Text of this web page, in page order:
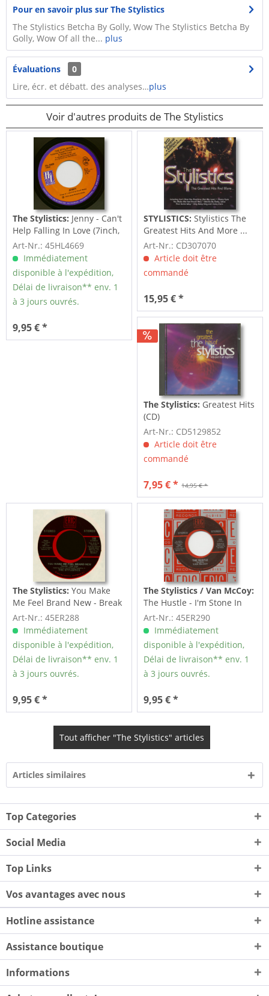
Pour en savoir plus sur The Stylistics
The Stylistics Betcha By Golly, Wow The Stylistics Betcha By
Golly, Wow Of all the... plus
Évaluations
0
Lire, écr. et débatt. des analyses…plus
Voir d'autres produits de The Stylistics
The Stylistics: Jenny - Can't
Help Falling In Love (7inch,
45rpm)
Art-Nr.: 45HL4669
Immédiatement
disponible à l'expédition,
Délai de livraison** env. 1
à 3 jours ouvrés.
9,95 € *
STYLISTICS: Stylistics The
Greatest Hits And More ...
2-CD
Art-Nr.: CD307070
Article doit être
commandé
15,95 € *
The Stylistics: Greatest Hits
(CD)
Art-Nr.: CD5129852
Article doit être
commandé
14,95 € *
7,95 € *
The Stylistics: You Make
Me Feel Brand New - Break
Up To Make...
Art-Nr.: 45ER288
Immédiatement
disponible à l'expédition,
Délai de livraison** env. 1
à 3 jours ouvrés.
9,95 € *
The Stylistics / Van McCoy:
The Hustle - I'm Stone In
Love With You (7inch,...
Art-Nr.: 45ER290
Immédiatement
disponible à l'expédition,
Délai de livraison** env. 1
à 3 jours ouvrés.
9,95 € *
Tout afficher "The Stylistics" articles
Articles similaires
Top Categories
Social Media
Top Links
Vos avantages avec nous
Hotline assistance
Assistance boutique
Informations